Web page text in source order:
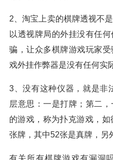
2、淘宝上卖的棋牌透视不
以透视牌局的外挂没有任
骗，让众多棋牌游戏玩家
戏外挂作弊器是没有任何实
3、没有这种仪器，就是非
层意思：一是打牌；第二
的游戏，称为扑克游戏，
张牌，其中52张是真牌，另
有关所有棋牌游戏有漏洞